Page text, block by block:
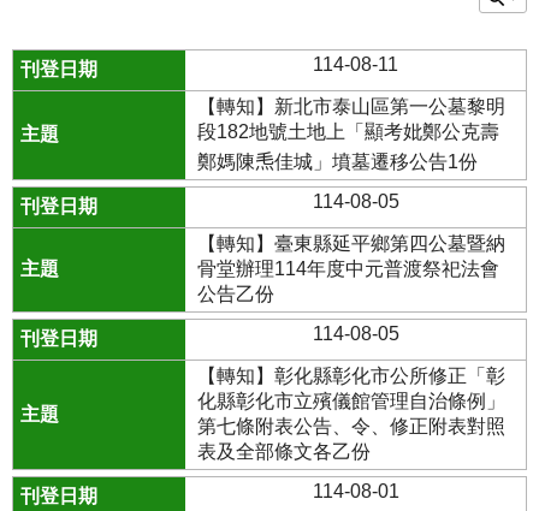
114-08-11
【轉知】新北市泰山區第一公墓黎明
段182地號土地上「顯考妣鄭公克壽
鄭媽陳𤆬佳城」墳墓遷移公告1份
114-08-05
【轉知】臺東縣延平鄉第四公墓暨納
骨堂辦理114年度中元普渡祭祀法會
公告乙份
114-08-05
【轉知】彰化縣彰化市公所修正「彰
化縣彰化市立殯儀館管理自治條例」
第七條附表公告、令、修正附表對照
表及全部條文各乙份
114-08-01